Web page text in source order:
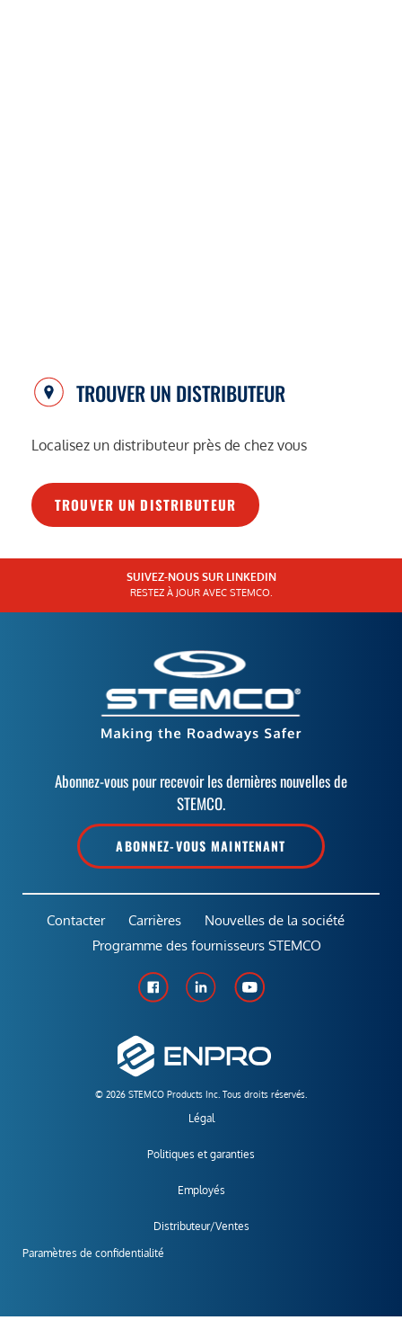
TROUVER UN DISTRIBUTEUR
Localisez un distributeur près de chez vous
TROUVER UN DISTRIBUTEUR
SUIVEZ-NOUS SUR LINKEDIN
RESTEZ À JOUR AVEC STEMCO.
Abonnez-vous pour recevoir les dernières nouvelles de
STEMCO.
ABONNEZ-VOUS MAINTENANT
© 2026 STEMCO Products Inc. Tous droits réservés.
Légal
Politiques et garanties
Employés
Distributeur/Ventes
Paramètres de confidentialité
Contacter Carrières
Nouvelles de la société
Programme des fournisseurs STEMCO